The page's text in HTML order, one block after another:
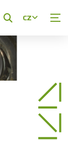
Zobrazit
vyhledávání
CZ